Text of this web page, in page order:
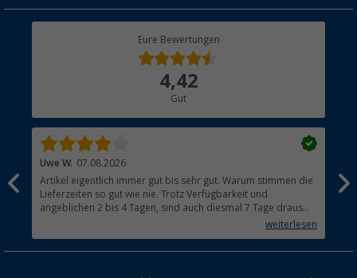
Rücksendung
Eure Bewertungen
4,42
Gut
Uwe W. 07.08.2026
Artikel eigentlich immer gut bis sehr gut. Warum stimmen die
Lieferzeiten so gut wie nie. Trotz Verfügbarkeit und
angeblichen 2 bis 4 Tagen, sind auch diesmal 7 Tage draus
geworden. Aus den Niederlanden brauchen Paketeweiterlesen